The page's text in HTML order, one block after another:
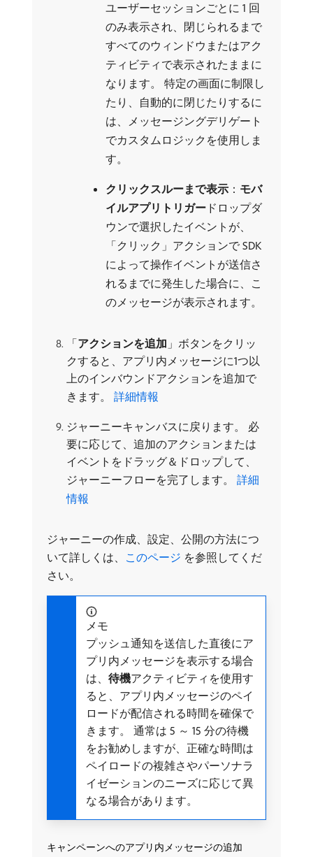
ユーザーセッションごとに 1 回
のみ表示され、閉じられるまで
すべてのウィンドウまたはアク
ティビティで表示されたままに
なります。 特定の画面に制限し
たり、自動的に閉じたりするに
は、メッセージングデリゲート
でカスタムロジックを使用しま
す。
クリックスルーまで表示 ： モバ
イルアプリトリガー ​ドロップダ
ウンで選択したイベントが、
「クリック」アクションで SDK
によって操作イベントが送信さ
れるまでに発生した場合に、こ
のメッセージが表示されます。
「アクションを追加 」ボタンをクリッ
クすると、アプリ内メッセージに1つ以
上のインバウンドアクションを追加で
きます。 詳細情報
ジャーニーキャンバスに戻ります。 必
要に応じて、追加のアクションまたは
イベントをドラッグ＆ドロップして、
ジャーニーフローを完了します。 詳細
情報
ジャーニーの作成、設定、公開の方法につ
いて詳しくは、 このページ ​ を参照してくだ
さい。
メモ
プッシュ通知を送信した直後にア
プリ内メッセージを表示する場合
は、 待機​アクティビティを使用す
ると、アプリ内メッセージのペイ
ロードが配信される時間を確保で
きます。 通常は 5 ～ 15 分の待機
をお勧めしますが、正確な時間は
ペイロードの複雑さやパーソナラ
イゼーションのニーズに応じて異
なる場合があります。
キャンペーンへのアプリ内メッセージの追加